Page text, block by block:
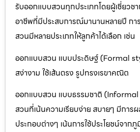
รับออกแบบสวนทุกประเภทโดยผู้เชี่ยว
อาชีพที่มีประสบการณ์มานานหลายปี ก
สวนมีหลายประเภทให้ลูกค้าได้เลือก เช่น
ออกแบบสวน แบบประดิษฐ์ (Formal
สง่างาม ใช้เส้นตรง รูปทรงเรขาคณิต
ออกแบบสวน แบบธรรมชาติ (Informal
สวนที่เน้นความเรียบง่าย สบายๆ มีการ
ประกอบต่างๆ เน้นการใช้ประโยชน์จากภู